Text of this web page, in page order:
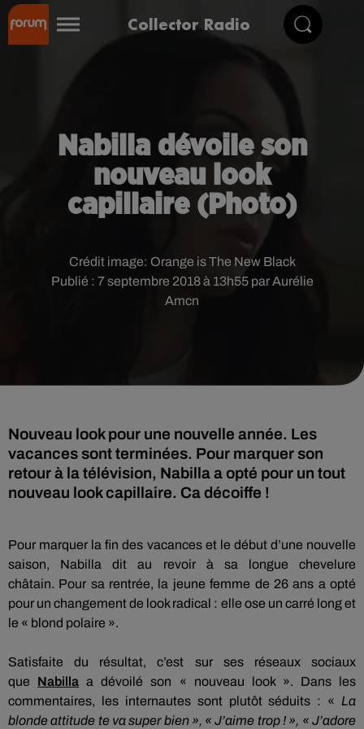
Collector Radio
Nabilla dévoile son
nouveau look
capillaire (Photo)
Publié : 7 septembre 2018 à 13h55 par Aurélie
Amcn
Crédit image: Orange is The New Black
Nouveau look pour une nouvelle année. Les
vacances sont terminées. Pour marquer son
retour à la télévision, Nabilla a opté pour un tout
nouveau look capillaire. Ca décoiffe !
Pour marquer la fin des vacances et le début d’une nouvelle
saison,
Nabilla
dit au revoir à sa longue chevelure
châtain. Pour sa rentrée, la jeune femme de 26 ans a opté
pour un changement de look radical : elle ose un carré long et
le « blond polaire ».
Satisfaite du résultat, c’est sur ses réseaux sociaux
que
Nabilla a dévoilé son « nouveau look ».
Dans les
commentaires, les internautes sont plutôt séduits :
« La
blonde attitude te va super bien », « J’aime trop ! », « J’adore